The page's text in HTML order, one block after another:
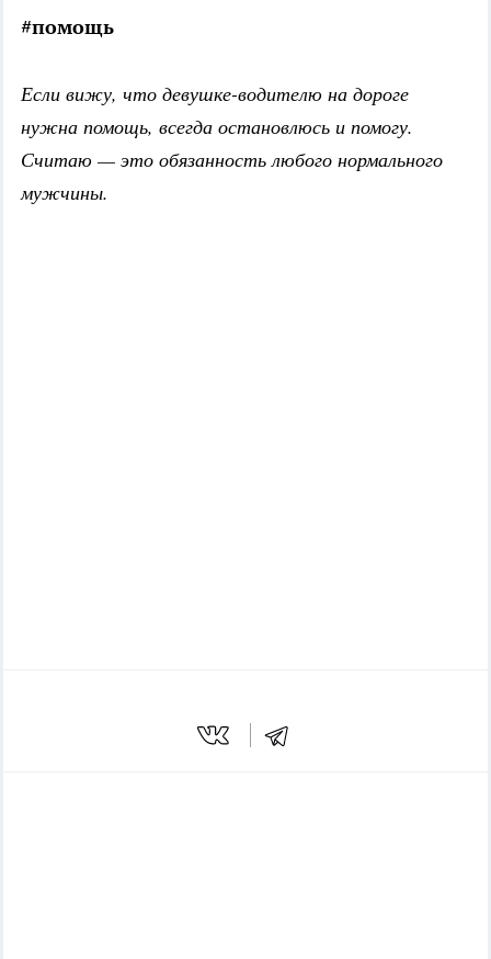
#помощь
Если вижу, что девушке-водителю на дороге
нужна помощь, всегда остановлюсь и помогу.
Считаю — это обязанность любого нормального
мужчины.